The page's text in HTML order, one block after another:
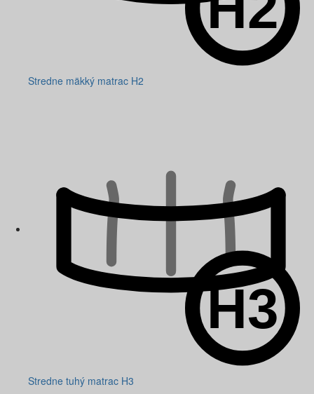
Stredne mäkký matrac H2
Stredne tuhý matrac H3